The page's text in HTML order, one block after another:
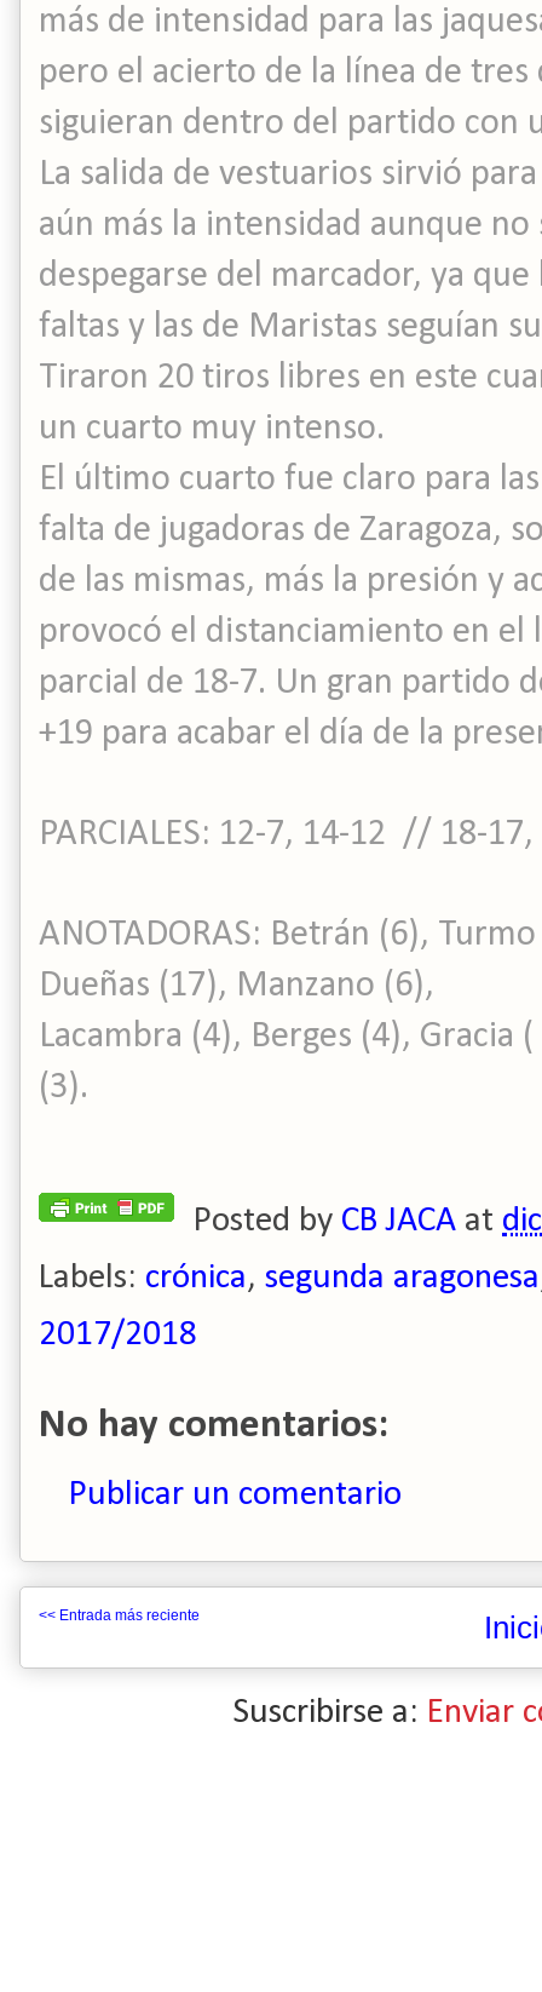
más de intensidad para las
pero el acierto de la línea de tres
siguieran dentro del partido con
La salida de vestuarios sirvió
aún más la intensidad aunque
despegarse del marcador, ya
faltas y las de Maristas seguían
Tiraron 20 tiros libres en este
un cuarto muy intenso.
El último cuarto fue claro para
falta de jugadoras de Zaragoza,
de las mismas, más la presión y
provocó el distanciamiento en
parcial de 18-7. Un gran partido
+19 para acabar el día de la
PARCIALES: 12-7, 14-12 // 18-17,
ANOTADORAS: Betrán (6),
Dueñas (17), Manzano (6),
Lacambra (4), Berges (4), Gracia
(3).
Posted by CB JACA at
Labels: crónica, segunda aragonesa
2017/2018
No hay comentarios:
Publicar un comentario
<< Entrada más reciente
Suscribirse a: Enviar